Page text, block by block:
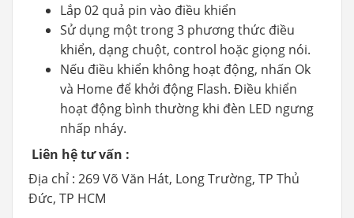
Lắp 02 quả pin vào điều khiển
Sử dụng một trong 3 phương thức điều
khiển, dạng chuột, control hoặc giọng nói.
Nếu điều khiển không hoạt động, nhấn Ok
và Home để khởi động Flash. Điều khiển
hoạt động bình thường khi đèn LED ngưng
nhấp nháy.
Liên hệ tư vấn :
Địa chỉ : 269 Võ Văn Hát, Long Trường, TP Thủ
Đức, TP HCM